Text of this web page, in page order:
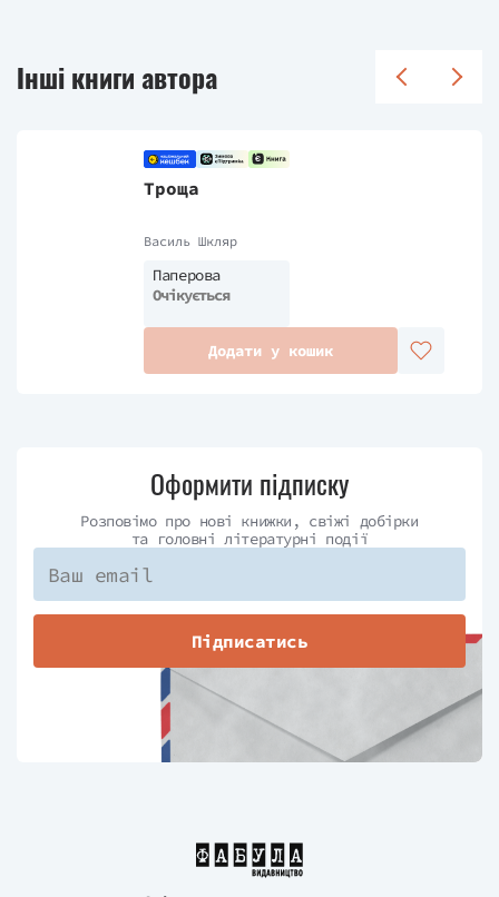
Інші книги автора
Троща
Василь Шкляр
Паперова
Очікується
Додати у кошик
Оформити підписку
Розповімо про нові книжки, свіжі добірки
та головні літературні події
Підписатись